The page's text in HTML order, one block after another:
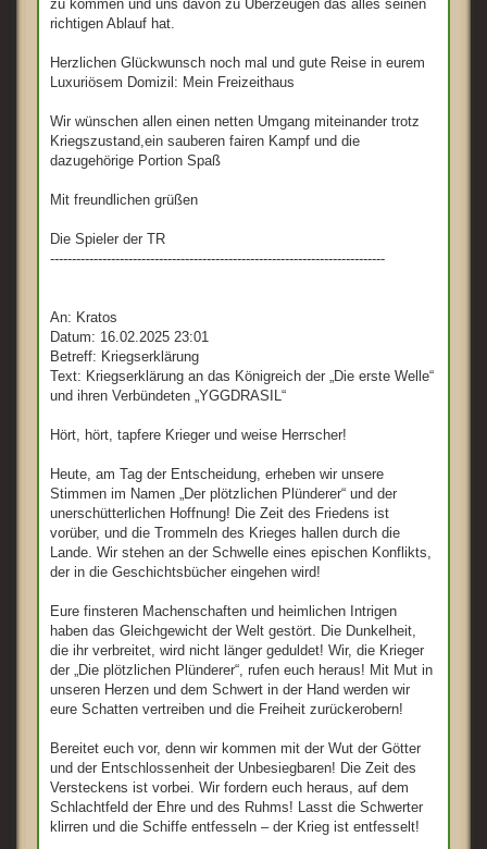
zu kommen und uns davon zu Überzeugen das alles seinen
richtigen Ablauf hat.
Herzlichen Glückwunsch noch mal und gute Reise in eurem
Luxuriösem Domizil: Mein Freizeithaus
Wir wünschen allen einen netten Umgang miteinander trotz
Kriegszustand,ein sauberen fairen Kampf und die
dazugehörige Portion Spaß
Mit freundlichen grüßen
Die Spieler der TR
-----------------------------------------------------------------------------
An: Kratos
Datum: 16.02.2025 23:01
Betreff: Kriegserklärung
Text: Kriegserklärung an das Königreich der „Die erste Welle“
und ihren Verbündeten „YGGDRASIL“
Hört, hört, tapfere Krieger und weise Herrscher!
Heute, am Tag der Entscheidung, erheben wir unsere
Stimmen im Namen „Der plötzlichen Plünderer“ und der
unerschütterlichen Hoffnung! Die Zeit des Friedens ist
vorüber, und die Trommeln des Krieges hallen durch die
Lande. Wir stehen an der Schwelle eines epischen Konflikts,
der in die Geschichtsbücher eingehen wird!
Eure finsteren Machenschaften und heimlichen Intrigen
haben das Gleichgewicht der Welt gestört. Die Dunkelheit,
die ihr verbreitet, wird nicht länger geduldet! Wir, die Krieger
der „Die plötzlichen Plünderer“, rufen euch heraus! Mit Mut in
unseren Herzen und dem Schwert in der Hand werden wir
eure Schatten vertreiben und die Freiheit zurückerobern!
Bereitet euch vor, denn wir kommen mit der Wut der Götter
und der Entschlossenheit der Unbesiegbaren! Die Zeit des
Versteckens ist vorbei. Wir fordern euch heraus, auf dem
Schlachtfeld der Ehre und des Ruhms! Lasst die Schwerter
klirren und die Schiffe entfesseln – der Krieg ist entfesselt!